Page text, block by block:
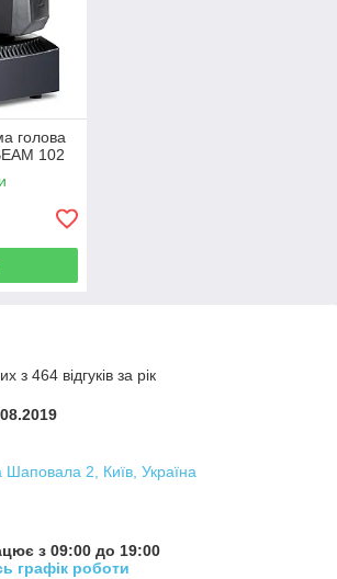
голова
102
з 464 відгуків за рік
Шаповала 2, Київ, Україна
з 09:00 до 19:00
графік роботи